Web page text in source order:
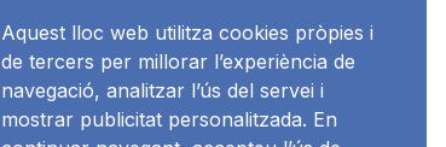
Aquest lloc web utilitza cookies pròpies i
de tercers per millorar l’experiència de
navegació, analitzar l’ús del servei i
mostrar publicitat personalitzada. En